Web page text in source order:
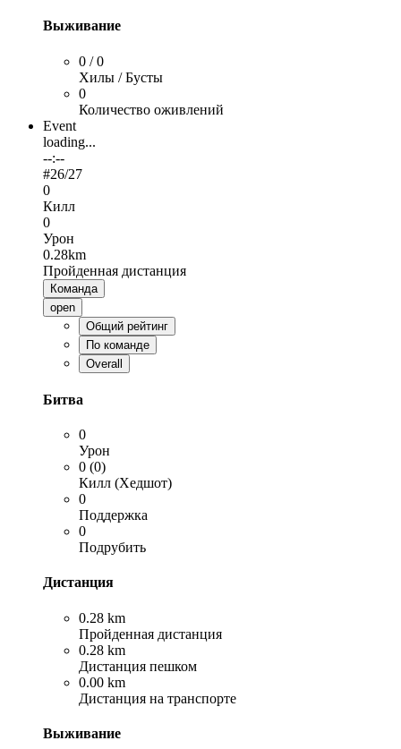
Выживание
0 / 0
Хилы / Бусты
0
Количество оживлений
Event
loading...
--:--
#26/27
0
Килл
0
Урон
0.28km
Пройденная дистанция
Команда
open
Общий рейтинг
По команде
Overall
Битва
0
Урон
0 (0)
Килл (Хедшот)
0
Поддержка
0
Подрубить
Дистанция
0.28 km
Пройденная дистанция
0.28 km
Дистанция пешком
0.00 km
Дистанция на транспорте
Выживание